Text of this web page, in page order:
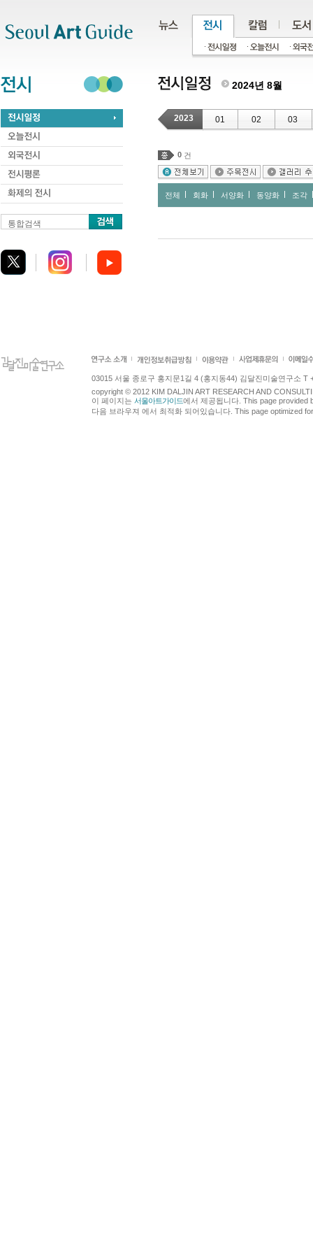
통합검색
2024년 8월
2023 01 02 03
0 건
전체 회화 서양화 동양화 조각
03015 서울 종로구 홍지문1길 4 (홍지동44) 김달진미술연구소 T
copyright © 2012 KIM DALJIN ART RESEARCH AND
이 페이지는 서울아트가이드에서 제공됩니다. This page provided
다음 브라우져 에서 최적화 되어있습니다. This page optimized